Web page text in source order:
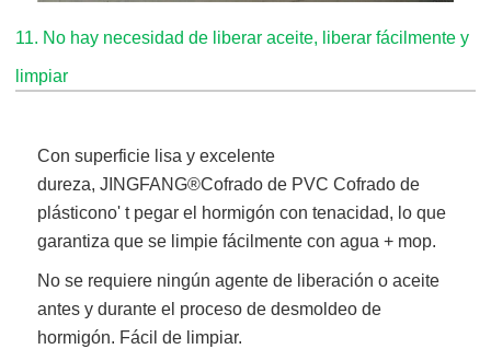
11. No hay necesidad de liberar aceite, liberar fácilmente y
limpiar
Con superficie lisa y excelente
dureza,JINGFANG®Cofrado de PVC Cofrado de
plásticono' t pegar el hormigón con tenacidad, lo que
garantiza que se limpie fácilmente con agua + mop.
No se requiere ningún agente de liberación o aceite
antes y durante el proceso de desmoldeo de
hormigón. Fácil de limpiar.